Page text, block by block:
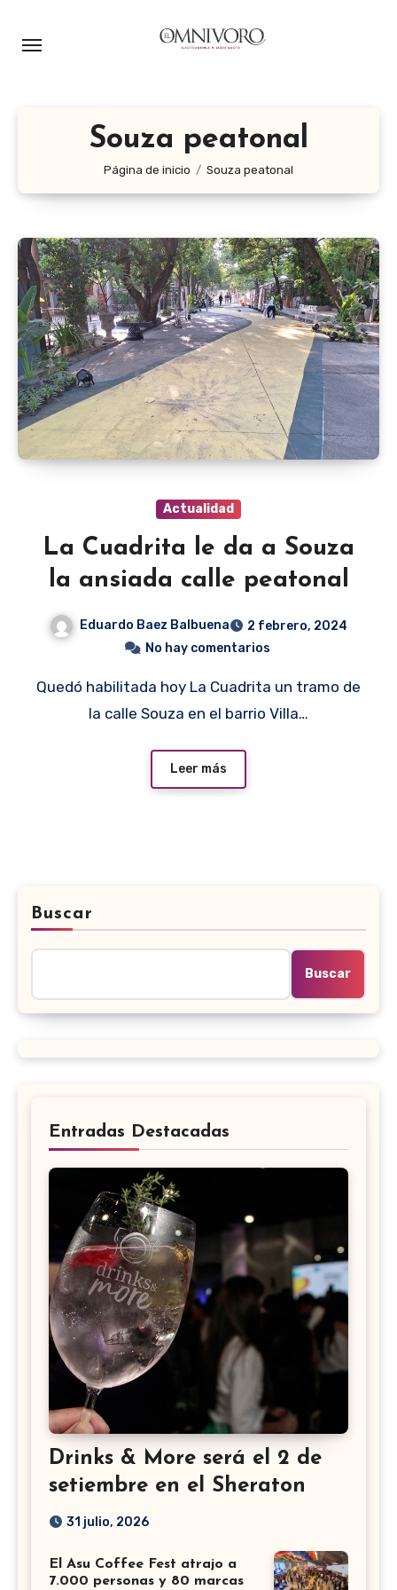
Souza peatonal
Página de inicio Souza peatonal
Actualidad
La Cuadrita le da a Souza
la ansiada calle peatonal
Eduardo Baez Balbuena
2 febrero, 2024
No hay comentarios
Quedó habilitada hoy La Cuadrita un tramo de
la calle Souza en el barrio Villa…
Leer más
Buscar
Buscar
Entradas Destacadas
Drinks & More será el 2 de
setiembre en el Sheraton
31 julio, 2026
El Asu Coffee Fest atrajo a
7.000 personas y 80 marcas